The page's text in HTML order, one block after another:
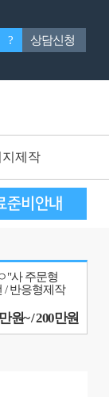
? 상담신청
제작
준비안내
"사 주문형
/ 반응형제작
원~ / 200만원